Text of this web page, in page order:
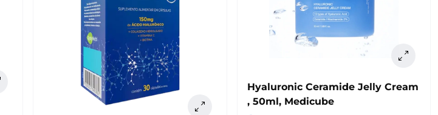
Hyaluronic Ceramide Jelly Cream
, 50ml, Medicube